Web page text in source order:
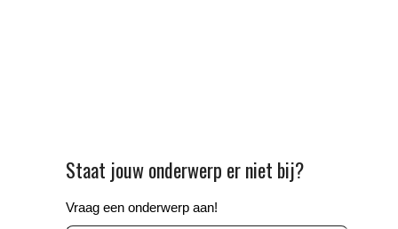
Staat jouw onderwerp er niet bij?
Vraag een onderwerp aan!